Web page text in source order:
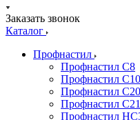
Заказать звонок
Каталог
Профнастил
Профнастил С8
Профнастил С10
Профнастил С20
Профнастил С21
Профнастил